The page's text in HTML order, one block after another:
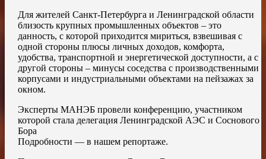
Для жителей Санкт-Петербурга и Ленинградской области
близость крупных промышленных объектов – это
данность, с которой приходится мириться, взвешивая с
одной стороны плюсы личных доходов, комфорта,
удобства, транспортной и энергетической доступности, а с
другой стороны – минусы соседства с производственными
корпусами и индустриальными объектами на пейзажах за
окном.
Эксперты МАНЭБ провели конференцию, участником
которой стала делегация Ленинградской АЭС и Соснового
Бора
Подробности — в нашем репортаже.